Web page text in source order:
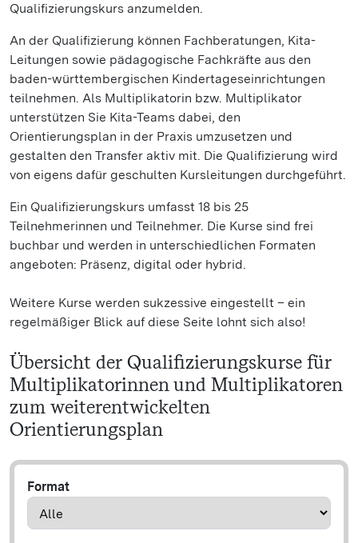
Qualifizierungskurs anzumelden.
An der Qualifizierung können Fachberatungen, Kita-
Leitungen sowie pädagogische Fachkräfte aus den
baden-württembergischen Kindertageseinrichtungen
teilnehmen. Als Multiplikatorin bzw. Multiplikator
unterstützen Sie Kita-Teams dabei, den
Orientierungsplan in der Praxis umzusetzen und
gestalten den Transfer aktiv mit. Die Qualifizierung wird
von eigens dafür geschulten Kursleitungen durchgeführt.
Ein Qualifizierungskurs umfasst 18 bis 25
Teilnehmerinnen und Teilnehmer. Die Kurse sind frei
buchbar und werden in unterschiedlichen Formaten
angeboten: Präsenz, digital oder hybrid.
Weitere Kurse werden sukzessive eingestellt – ein
regelmäßiger Blick auf diese Seite lohnt sich also!
Übersicht der Qualifizierungskurse für
Multiplikatorinnen und Multiplikatoren
zum weiterentwickelten
Orientierungsplan
Format